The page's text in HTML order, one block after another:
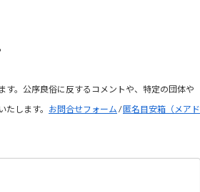
。公序良俗に反するコメントや、特定の団体や
します。 お問合せフォーム /匿名目安箱（メアド